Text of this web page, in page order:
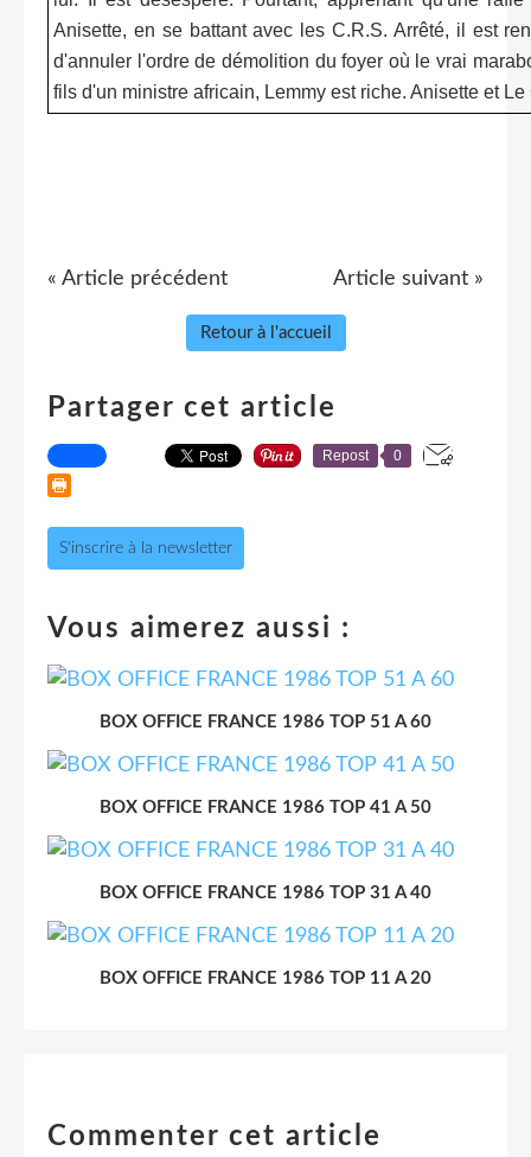
Anisette, en se battant avec les C.R.S. Arrêté, il est
d'annuler l'ordre de démolition du foyer où le vrai
fils d'un ministre africain, Lemmy est riche. Anisette et
« Article précédent Article suivant »
Retour à l'accueil
Partager cet article
Repost 0
S'inscrire à la newsletter
Vous aimerez aussi :
BOX OFFICE FRANCE 1986 TOP 51 A 60
BOX OFFICE FRANCE 1986 TOP 41 A 50
BOX OFFICE FRANCE 1986 TOP 31 A 40
BOX OFFICE FRANCE 1986 TOP 11 A 20
Commenter cet article